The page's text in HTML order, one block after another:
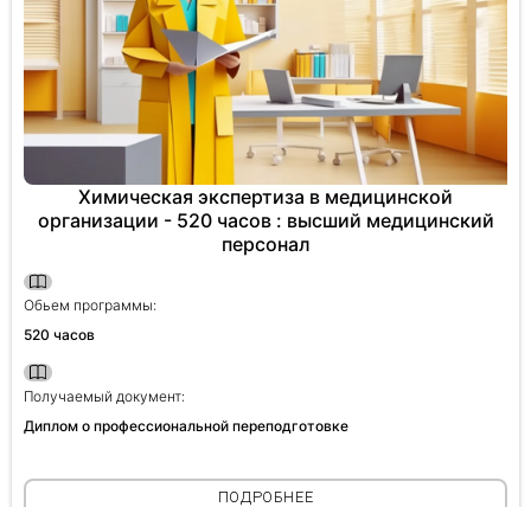
Химическая экспертиза в медицинской
организации - 520 часов : высший медицинский
персонал
Обьем программы:
520 часов
Получаемый документ:
Диплом о профессиональной переподготовке
ПОДРОБНЕЕ